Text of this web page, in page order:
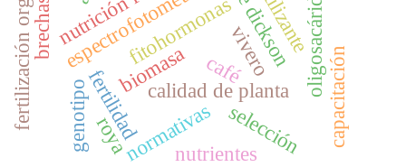
vivero
calidad de planta
biomasa oligosacáridos
fitohormonas
espectrofotometría
fertilidad
genotipo capacitación
normativas
brechas
café
roya selección
fertilización orgánica
nutrientes